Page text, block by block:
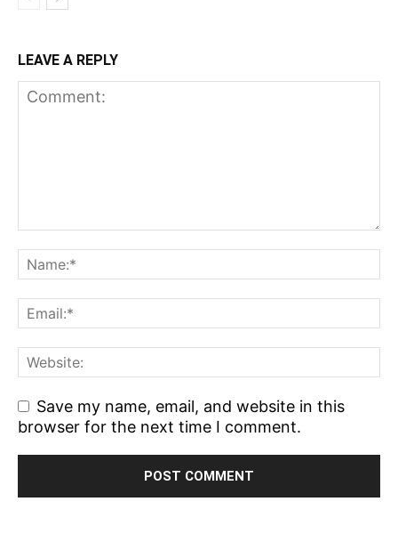
LEAVE A REPLY
Save my name, email, and website in this
browser for the next time I comment.